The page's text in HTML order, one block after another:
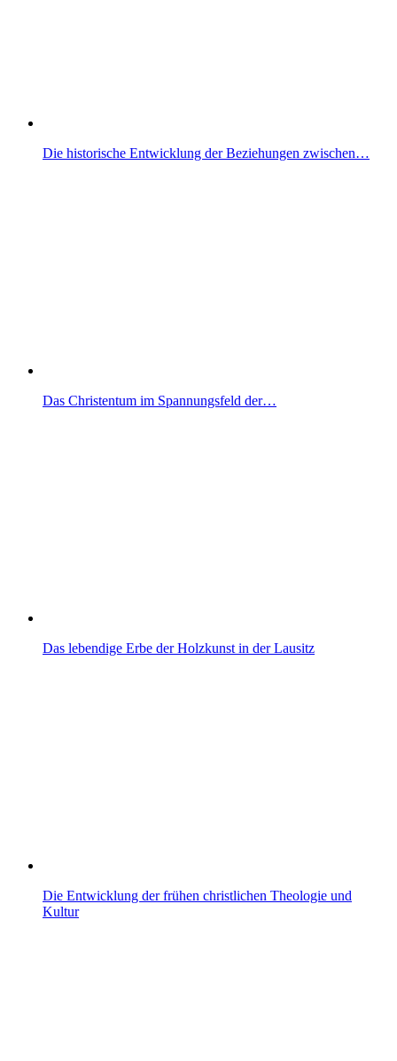
Die historische Entwicklung der Beziehungen zwischen…
Das Christentum im Spannungsfeld der…
Das lebendige Erbe der Holzkunst in der Lausitz
Die Entwicklung der frühen christlichen Theologie und
Kultur